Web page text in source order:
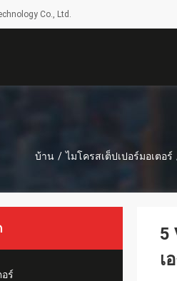
Co., Ltd.
บ้าน / ไมโครสเต็ปเปอร์มอเตอร์
ร์
5
เ